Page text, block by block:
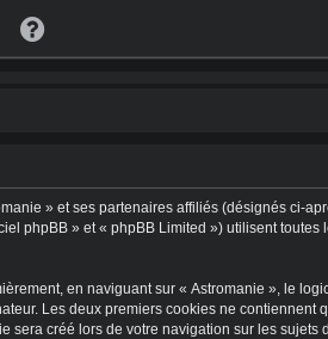
» et ses partenaires affiliés (désignés ci-
phpBB » et « phpBB Limited ») utilisent
en naviguant sur « Astromanie », le
Les deux premiers cookies ne
créé lors de votre navigation sur les